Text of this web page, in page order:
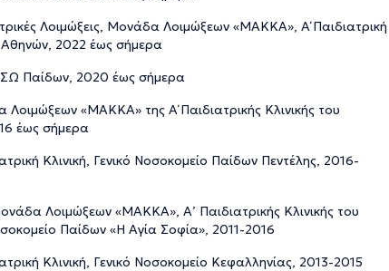
Λοιμώξεις, Μονάδα Λοιμώξεων «ΜΑΚΚΑ», Α΄ Παιδιατρική
Αθηνών, 2022 έως σήμερα
Παίδων, 2020 έως σήμερα
«ΜΑΚΚΑ» της Α΄ Παιδιατρικής Κλινικής του
έως σήμερα
Κλινική, Γενικό Νοσοκομείο Παίδων Πεντέλης, 2016-
Λοιμώξεων «ΜΑΚΚΑ», Α’ Παιδιατρικής Κλινικής του
Παίδων «Η Αγία Σοφία», 2011-2016
Κλινική, Γενικό Νοσοκομείο Κεφαλληνίας, 2013-2015